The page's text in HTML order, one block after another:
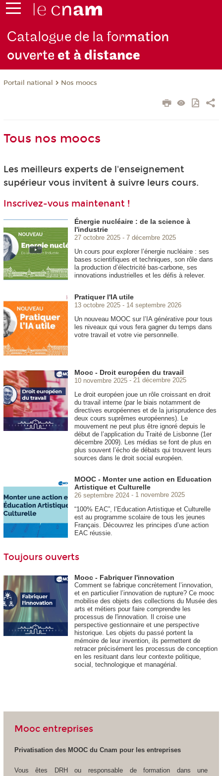
Catalogue de la formation
ouverteet à distance
Portail national Nos moocs
Tous nos moocs
Les meilleurs experts de l'enseignement
supérieur vous invitent à suivre leurs cours.
Inscrivez-vous maintenant !
Énergie nucléaire : de la science à
l'industrie
27 octobre 2025
7 décembre 2025
Un cours pour explorer l’énergie nucléaire : ses
bases scientifiques et techniques, son rôle dans
la production d’électricité bas-carbone, ses
innovations industrielles et les défis à relever.
Pratiquer l'IA utile
13 octobre 2025
14 septembre 2026
Un nouveau MOOC sur l’IA générative pour tous
les niveaux qui vous fera gagner du temps dans
votre travail et votre vie personnelle.
Mooc - Droit européen du travail
10 novembre 2025
21 décembre 2025
Le droit européen joue un rôle croissant en droit
du travail interne (par le biais notamment de
directives européennes et de la jurisprudence des
deux cours suprêmes européennes). Le
mouvement ne peut plus être ignoré depuis le
début de l’application du Traité de Lisbonne (1er
décembre 2009). Les médias se font de plus en
plus souvent l’écho de débats qui trouvent leurs
sources dans le droit social européen.
MOOC - Monter une action en Education
Artistique et Culturelle
26 septembre 2024
1 novembre 2025
“100% EAC”, l’Education Artistique et Culturelle
est au programme scolaire de tous les jeunes
Français. Découvrez les principes d’une action
EAC réussie.
Toujours ouverts
Mooc - Fabriquer l'innovation
Comment se fabrique concrètement l’innovation,
et en particulier l’innovation de rupture? Ce mooc
mobilise des objets des collections du Musée des
arts et métiers pour faire comprendre les
processus de l'innovation. Il croise une
perspective gestionnaire et une perspective
historique. Les objets du passé portent la
mémoire de leur invention, ils permettent de
retracer précisément les processus de conception
en les resituant dans leur contexte politique,
social, technologique et managérial.
Mooc entreprises
Privatisation des MOOCdu Cnam pour les entreprises
Vous êtes DRH ou responsable de formation dans une